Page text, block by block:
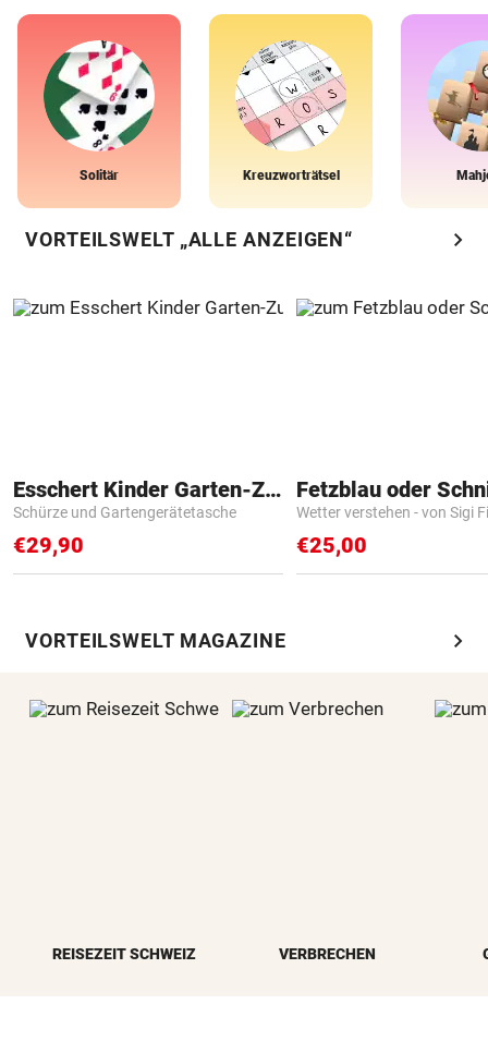
Solitär Kreuzworträtsel
VORTEILSWELT „ALLE ANZEIGEN“ chevron_right
Esschert Kinder Garten-Zubehör
Schürze und Gartengerätetasche
€29,90
Fetzblau oder
Wetter verstehen - von Sigi
€25,00
VORTEILSWELT MAGAZINE chevron_right
REISEZEIT SCHWEIZ VERBRECHEN